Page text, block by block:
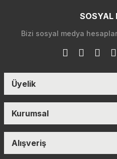
SOSYAL
Bizi sosyal medya
Üyelik
Kurumsal
Alışveriş